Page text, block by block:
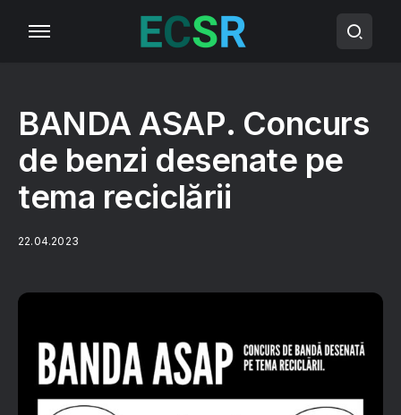
BANDA ASAP. Concurs
de benzi desenate pe
tema reciclării
22.04.2023